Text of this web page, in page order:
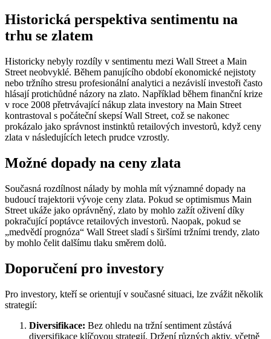
Historická perspektiva sentimentu na
trhu se zlatem
Historicky nebyly rozdíly v sentimentu mezi Wall Street a Main
Street neobvyklé. Během panujícího období ekonomické nejistoty
nebo tržního stresu profesionální analytici a nezávislí investoři často
hlásají protichůdné názory na zlato. Například během finanční krize
v roce 2008 přetrvávající nákup zlata investory na Main Street
kontrastoval s počáteční skepsí Wall Street, což se nakonec
prokázalo jako správnost instinktů retailových investorů, když ceny
zlata v následujících letech prudce vzrostly.
Možné dopady na ceny zlata
Současná rozdílnost nálady by mohla mít významné dopady na
budoucí trajektorii vývoje ceny zlata. Pokud se optimismus Main
Street ukáže jako oprávněný, zlato by mohlo zažít oživení díky
pokračující poptávce retailových investorů. Naopak, pokud se
„medvědí prognóza“ Wall Street sladí s širšími tržními trendy, zlato
by mohlo čelit dalšímu tlaku směrem dolů.
Doporučení pro investory
Pro investory, kteří se orientují v současné situaci, lze zvážit několik
strategií:
Diversifikace: Bez ohledu na tržní sentiment zůstává
diversifikace klíčovou strategií. Držení různých aktiv, včetně